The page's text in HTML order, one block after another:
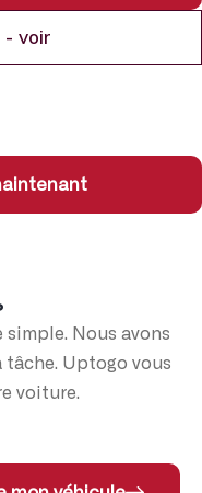
023 *** *** - voir
simple. Nous avons
Uptogo vous
voiture.